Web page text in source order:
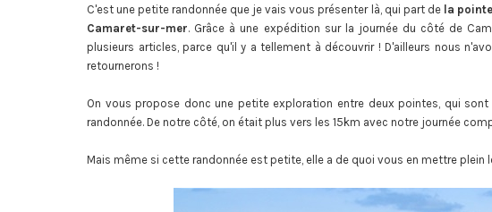
C'est une petite randonnée que je vais vous présenter là, qui part de la
Camaret-sur-mer. Grâce à une expédition sur la journée du côté de
plusieurs articles, parce qu'il y a tellement à découvrir ! D'ailleurs nous
retournerons !
On vous propose donc une petite exploration entre deux pointes, qui sont
randonnée. De notre côté, on était plus vers les 15km avec notre journée
Mais même si cette randonnée est petite, elle a de quoi vous en mettre plein